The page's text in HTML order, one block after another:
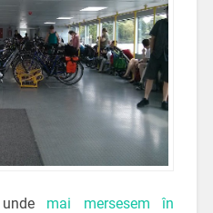
mai mersesem în